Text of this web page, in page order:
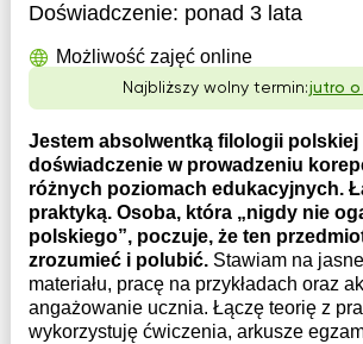
Doświadczenie: ponad 3 lata
Możliwość zajęć online
Najbliższy wolny termin:jutro o
Jestem absolwentką filologii polskiej
doświadczenie w prowadzeniu
różnych poziomach edukacyjnych.
praktyką. Osoba, która „nigdy nie
polskiego”, poczuje, że ten
zrozumieć i polubić. Stawiam na
materiału, pracę na przykładach oraz
angażowanie ucznia. Łączę teorię z
wykorzystuję ćwiczenia, arkusze